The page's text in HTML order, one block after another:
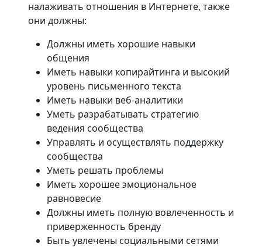
налаживать отношения в Интернете, также
они должны:
Должны иметь хорошие навыки
общения
Иметь навыки копирайтинга и высокий
уровень письменного текста
Иметь навыки веб-аналитики
Уметь разрабатывать стратегию
ведения сообщества
Управлять и осуществлять поддержку
сообщества
Уметь решать проблемы
Иметь хорошее эмоциональное
равновесие
Должны иметь полную вовлеченность и
приверженность бренду
Быть увлечены социальными сетями